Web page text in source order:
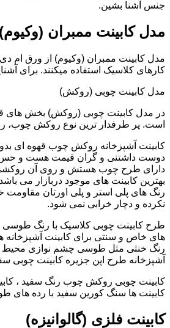
جنس آشنا بشین.
مدل کابینت ممبران (وکیوم)
کارهای کلاسیک استفاده میکنند. برای
مدل کابینت چوبی (روکش)
در مدل کابینت چوبی (روکش) بخش های
است. پر طرفدار ترین نوع روکش چوب،
کابینت آشپزخانه روکش چوب قهوه ای
دوست داشتنی و گران قیمت هست و حس
دارای طرح چوب هستش و روی آن
بهترین کابینت های موجود دربازار می
رنگ های پلی استر و پلی اورتان
نکرده و دچار خرابی نمی شود.
طرح کابینت چوبی کلاسیک با رنگ
های خاص و سنتی برای کابینت آشپزخانه
رنگ خنثی مثل طوسی چشم نوازی محیط
آشپزخانه طرح اپن جزیره کابینت چوبی
کابینت چوبی روکش چوب رنگ سفید ،
کابینت ها سنگ کورین سفید با رده های
کابینت فلزی (گالوانیزه)